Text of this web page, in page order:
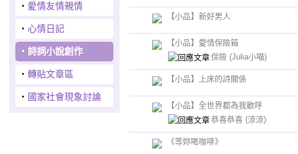
‧ 愛情友情親情
‧ 心情日記
‧ 詩詞小說創作
‧ 轉貼文章區
‧ 國家社會現象討論
【小品】新好男人
【小品】愛情保險箱
保險 (Julia小喵)
【小品】上床的詩關係
【小品】全世界都為我歡呼
恭喜恭喜 (涼涼)
《等妳喝咖啡》